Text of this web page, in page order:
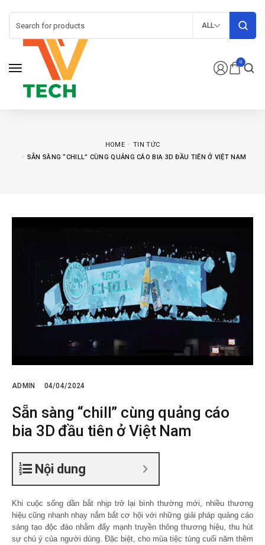
0
ALL
HOME
TIN TỨC
SẴN SÀNG “CHILL” CÙNG QUẢNG CÁO BIA 3D ĐẦU TIÊN Ở VIỆT NAM
ADMIN 04/04/2024
Sẵn sàng “chill” cùng quảng cáo
bia 3D đầu tiên ở Việt Nam
Nội dung
Khi cuộc sống dần bắt nhịp trở lại bình thường mới, nhiều thương
hiệu cũng nhanh nhạy nắm bắt cơ hội với những giải pháp quảng cáo
sáng tạo độc đáo nhằm đẩy mạnh truyền thông thương hiệu, thu hút
sự chú ý của người dùng. Đặc biệt, cho mùa tiệc tùng cuối năm thêm